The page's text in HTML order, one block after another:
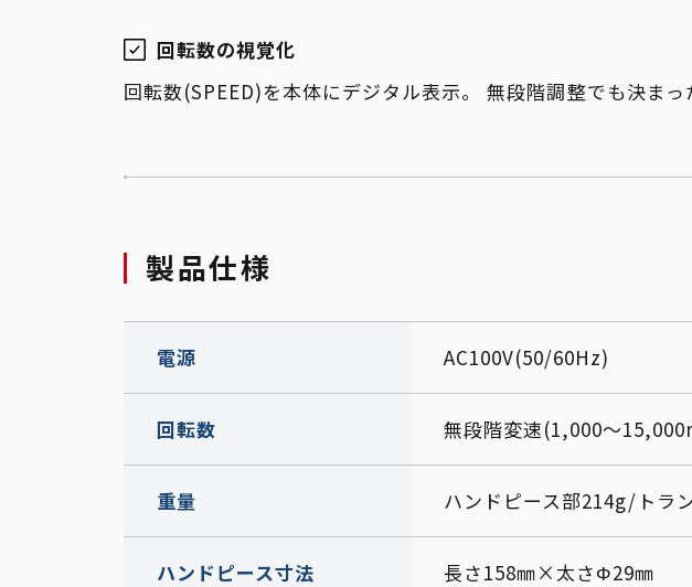
回転数の視覚化
回転数(SPEED)を本体にデジタル表示。 無段階調整でも決まっ
製品仕様
電源 AC100V(50/60Hz)
回転数 無段階変速(1,000～
重量 ハンドピース部214g/トラ
ハンドピース寸法 長さ158㎜×太さΦ29㎜